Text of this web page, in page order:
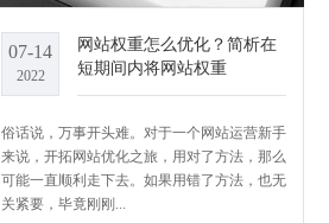
07-14
2022
网站权重怎么优化？简析在
短期间内将网站权重
俗话说，万事开头难。对于一个网站运营新手
来说，开拓网站优化之旅，用对了方法，那么
可能一直顺利走下去。如果用错了方法，也无
关紧要，毕竟刚刚...